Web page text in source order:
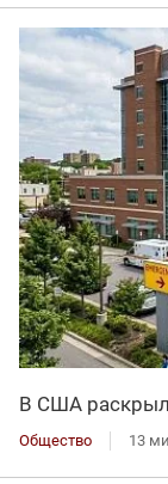
В США
Общество 13